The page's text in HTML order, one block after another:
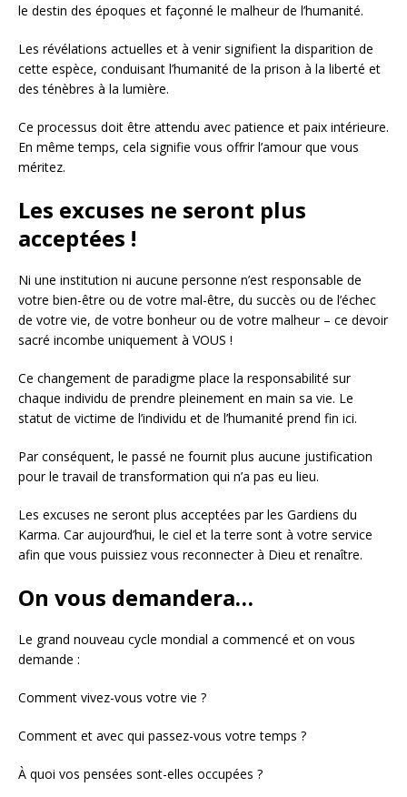
le destin des époques et façonné le malheur de l’humanité.
Les révélations actuelles et à venir signifient la disparition de
cette espèce, conduisant l’humanité de la prison à la liberté et
des ténèbres à la lumière.
Ce processus doit être attendu avec patience et paix intérieure.
En même temps, cela signifie vous offrir l’amour que vous
méritez.
Les excuses ne seront plus
acceptées !
Ni une institution ni aucune personne n’est responsable de
votre bien-être ou de votre mal-être, du succès ou de l’échec
de votre vie, de votre bonheur ou de votre malheur – ce devoir
sacré incombe uniquement à VOUS !
Ce changement de paradigme place la responsabilité sur
chaque individu de prendre pleinement en main sa vie. Le
statut de victime de l’individu et de l’humanité prend fin ici.
Par conséquent, le passé ne fournit plus aucune justification
pour le travail de transformation qui n’a pas eu lieu.
Les excuses ne seront plus acceptées par les Gardiens du
Karma. Car aujourd’hui, le ciel et la terre sont à votre service
afin que vous puissiez vous reconnecter à Dieu et renaître.
On vous demandera…
Le grand nouveau cycle mondial a commencé et on vous
demande :
Comment vivez-vous votre vie ?
Comment et avec qui passez-vous votre temps ?
À quoi vos pensées sont-elles occupées ?